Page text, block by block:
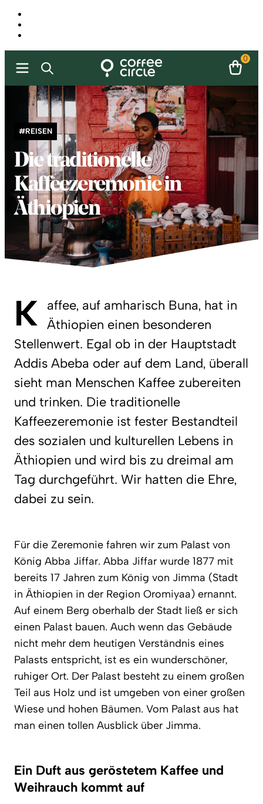
0
#REISEN
Die traditionelle
Kaffeezeremonie in
Äthiopien
K
affee, auf amharisch Buna, hat in
Äthiopien einen besonderen
Stellenwert. Egal ob in der Hauptstadt
Addis Abeba oder auf dem Land, überall
sieht man Menschen Kaffee zubereiten
und trinken. Die traditionelle
Kaffeezeremonie ist fester Bestandteil
des sozialen und kulturellen Lebens in
Äthiopien und wird bis zu dreimal am
Tag durchgeführt. Wir hatten die Ehre,
dabei zu sein.
Für die Zeremonie fahren wir zum Palast von
König Abba Jiffar. Abba Jiffar wurde 1877 mit
bereits 17 Jahren zum König von Jimma (Stadt
in Äthiopien in der Region Oromiyaa) ernannt.
Auf einem Berg oberhalb der Stadt ließ er sich
einen Palast bauen. Auch wenn das Gebäude
nicht mehr dem heutigen Verständnis eines
Palasts entspricht, ist es ein wunderschöner,
ruhiger Ort. Der Palast besteht zu einem großen
Teil aus Holz und ist umgeben von einer großen
Wiese und hohen Bäumen. Vom Palast aus hat
man einen tollen Ausblick über Jimma.
Ein Duft aus geröstetem Kaffee und
Weihrauch kommt auf